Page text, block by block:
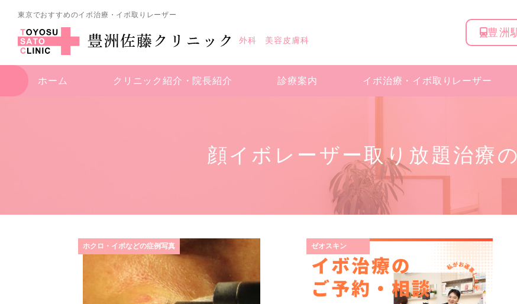
東京でおすすめのイボ治療・イボ取りレーザー
外科 美容皮膚科
豊洲
ホーム クリニック紹介・ 院長紹介 診療案内 イボ治療・ イボ取りレーザー
顔イボレーザー取り放題治療
ホクロ・イボなどの症例写真 ゼオスキン